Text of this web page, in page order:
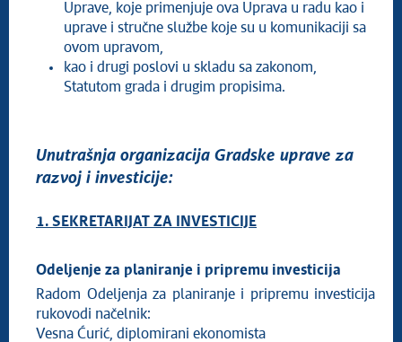
Uprave, koje primenjuje ova Uprava u radu kao i
uprave i stručne službe koje su u komunikaciji sa
ovom upravom,
kao i drugi poslovi u skladu sa zakonom,
Statutom grada i drugim propisima.
Unutrašnja organizacija Gradske uprave za
razvoj i investicije:
1. SEKRETARIJAT ZA INVESTICIJE
Odeljenje za planiranje i pripremu investicija
Radom Odeljenja za planiranje i pripremu investicija
rukovodi načelnik:
Vesna Ćurić, diplomirani ekonomista